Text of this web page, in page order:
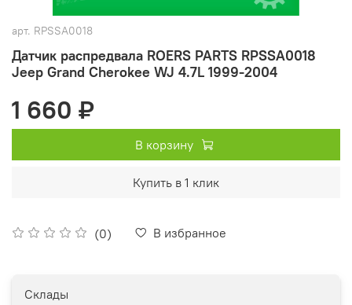
арт. RPSSA0018
Датчик распредвала ROERS PARTS RPSSA0018
Jeep Grand Cherokee WJ 4.7L 1999-2004
(0) В избранное
1 660 ₽
В корзину
Купить в 1 клик
Склады